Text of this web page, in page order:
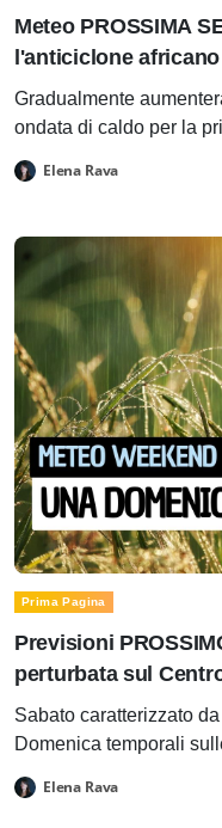
Meteo PROSSIMA
l'anticiclone africano
Gradualmente
ondata di caldo per la
Elena Rava
Prima Pagina
Previsioni
perturbata sul
Sabato caratterizzato
Domenica temporali
Elena Rava